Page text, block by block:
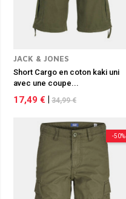
JACK & JONES
Short Cargo en coton kaki uni
avec une coupe...
17,49 € 34,99 €
-50%